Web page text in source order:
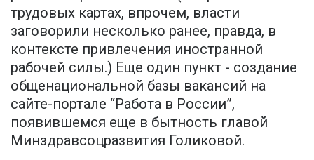
трудовых картах, впрочем, власти
заговорили несколько ранее, правда, в
контексте привлечения иностранной
рабочей силы.) Еще один пункт - создание
общенациональной базы вакансий на
сайте-портале “Работа в России”,
появившемся еще в бытность главой
Минздравсоцразвития Голиковой.